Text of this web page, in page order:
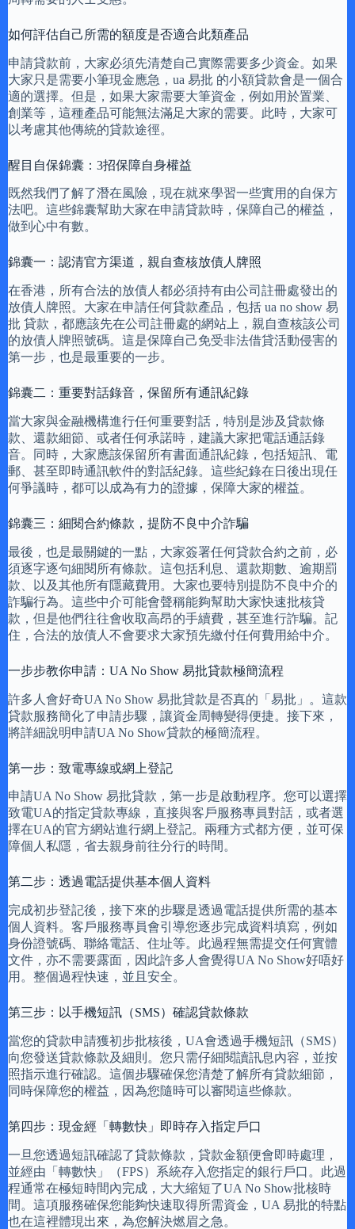
如何評估自己所需的額度是否適合此類產品
申請貸款前，大家必須先清楚自己實際需要多少資金。如果
大家只是需要小筆現金應急，ua 易批 的小額貸款會是一個合
適的選擇。但是，如果大家需要大筆資金，例如用於置業、
創業等，這種產品可能無法滿足大家的需要。此時，大家可
以考慮其他傳統的貸款途徑。
醒目自保錦囊：3招保障自身權益
既然我們了解了潛在風險，現在就來學習一些實用的自保方
法吧。這些錦囊幫助大家在申請貸款時，保障自己的權益，
做到心中有數。
錦囊一：認清官方渠道，親自查核放債人牌照
在香港，所有合法的放債人都必須持有由公司註冊處發出的
放債人牌照。大家在申請任何貸款產品，包括 ua no show 易
批 貸款，都應該先在公司註冊處的網站上，親自查核該公司
的放債人牌照號碼。這是保障自己免受非法借貸活動侵害的
第一步，也是最重要的一步。
錦囊二：重要對話錄音，保留所有通訊紀錄
當大家與金融機構進行任何重要對話，特別是涉及貸款條
款、還款細節、或者任何承諾時，建議大家把電話通話錄
音。同時，大家應該保留所有書面通訊紀錄，包括短訊、電
郵、甚至即時通訊軟件的對話紀錄。這些紀錄在日後出現任
何爭議時，都可以成為有力的證據，保障大家的權益。
錦囊三：細閱合約條款，提防不良中介詐騙
最後，也是最關鍵的一點，大家簽署任何貸款合約之前，必
須逐字逐句細閱所有條款。這包括利息、還款期數、逾期罰
款、以及其他所有隱藏費用。大家也要特別提防不良中介的
詐騙行為。這些中介可能會聲稱能夠幫助大家快速批核貸
款，但是他們往往會收取高昂的手續費，甚至進行詐騙。記
住，合法的放債人不會要求大家預先繳付任何費用給中介。
一步步教你申請：UA No Show 易批貸款極簡流程
許多人會好奇UA No Show 易批貸款是否真的「易批」。這款
貸款服務簡化了申請步驟，讓資金周轉變得便捷。接下來，
將詳細說明申請UA No Show貸款的極簡流程。
第一步：致電專線或網上登記
申請UA No Show 易批貸款，第一步是啟動程序。您可以選擇
致電UA的指定貸款專線，直接與客戶服務專員對話，或者選
擇在UA的官方網站進行網上登記。兩種方式都方便，並可保
障個人私隱，省去親身前往分行的時間。
第二步：透過電話提供基本個人資料
完成初步登記後，接下來的步驟是透過電話提供所需的基本
個人資料。客戶服務專員會引導您逐步完成資料填寫，例如
身份證號碼、聯絡電話、住址等。此過程無需提交任何實體
文件，亦不需要露面，因此許多人會覺得UA No Show好唔好
用。整個過程快速，並且安全。
第三步：以手機短訊（SMS）確認貸款條款
當您的貸款申請獲初步批核後，UA會透過手機短訊（SMS）
向您發送貸款條款及細則。您只需仔細閱讀訊息內容，並按
照指示進行確認。這個步驟確保您清楚了解所有貸款細節，
同時保障您的權益，因為您隨時可以審閱這些條款。
第四步：現金經「轉數快」即時存入指定戶口
一旦您透過短訊確認了貸款條款，貸款金額便會即時處理，
並經由「轉數快」（FPS）系統存入您指定的銀行戶口。此過
程通常在極短時間內完成，大大縮短了UA No Show批核時
間。這項服務確保您能夠快速取得所需資金，UA 易批的特點
也在這裡體現出來，為您解決燃眉之急。